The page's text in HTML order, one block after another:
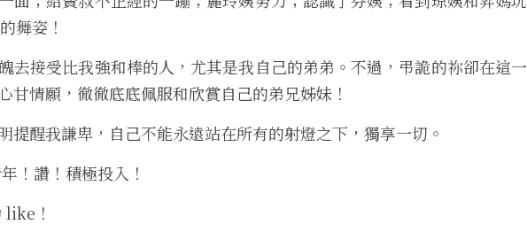
舞姿 ！
去接受比我強和棒的人， 尤其是我自己的弟弟。不過， 弔詭的祢卻在這一
甘情願， 徹徹底底佩服和欣賞自己的弟兄姊妹 ！
提醒我謙卑，自己不能永遠站在所有的射燈之下 ，獨享一切。
！ 讚 ！ 積極投入 ！
like ！